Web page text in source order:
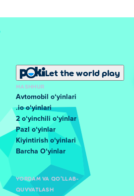
Let the world play
MASHHUR
Avtomobil oʻyinlari
.io oʻyinlari
2 oʻyinchili oʻyinlar
Pazl oʻyinlar
Kiyintirish oʻyinlari
Barcha Oʻyinlar
YORDAM VA QO'LLAB-
QUVVATLASH